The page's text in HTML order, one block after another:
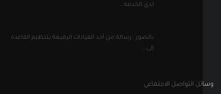
لدى الخدمة...
بالصور ..رسالة من أحد القيادات الرفيعة بتنظيم القاعدة
التواصل الاجتماعي